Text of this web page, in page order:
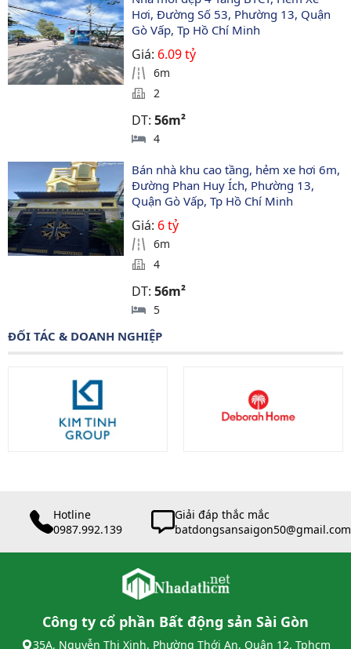
Hơi, Đường Số 53, Phường 13, Quận
Gò Vấp, Tp Hồ Chí Minh
Giá: 6.09 tỷ
6m
2
DT:56m²
4
Bán nhà khu cao tầng, hẻm xe hơi 6m,
Đường Phan Huy Ích, Phường 13,
Quận Gò Vấp, Tp Hồ Chí Minh
Giá: 6 tỷ
6m
4
DT:56m²
5
ĐỐI TÁC & DOANH NGHIỆP
Hotline
0987.992.139
Giải đáp thắc mắc
batdongsansaigon50@gmail.com
Công ty cổ phần Bất động sản Sài Gòn
35A, Nguyễn Thị Xinh, Phường Thới An, Quận 12, Tphcm